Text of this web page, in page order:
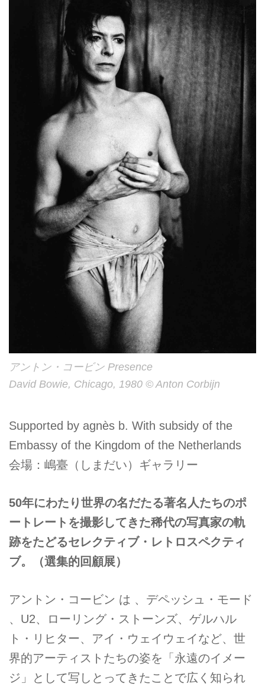
アントン・コービン Presence
David Bowie, Chicago, 1980 © Anton Corbijn
Supported by agnès b. With subsidy of the
Embassy of the Kingdom of the Netherlands
会場：嶋臺（しまだい）ギャラリー
50年にわたり世界の名だたる著名人たちのポ
ートレートを撮影してきた稀代の写真家の軌
跡をたどるセレクティブ・レトロスペクティ
ブ。（選集的回顧展）
アントン・コービン は 、デペッシュ・モード
、U2、ローリング・ストーンズ、ゲルハル
ト・リヒター、アイ・ウェイウェイなど、世
界的アーティストたちの姿を「永遠のイメー
ジ」として写しとってきたことで広く知られ